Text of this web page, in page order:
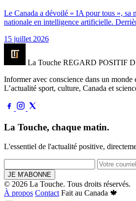
Le Canada a dévoilé « IA pour tous », sa
nationale en intelligence artificielle.
15 juillet 2026
La Touche REGARD POSITIF
Informer avec conscience dans un monde
L’actualité sport, culture, Canada et
La Touche, chaque matin.
L'essentiel de l'actualité positive,
JE M'ABONNE
© 2026 La Touche. Tous droits réservés.
À propos Contact Fait au Canada 🍁